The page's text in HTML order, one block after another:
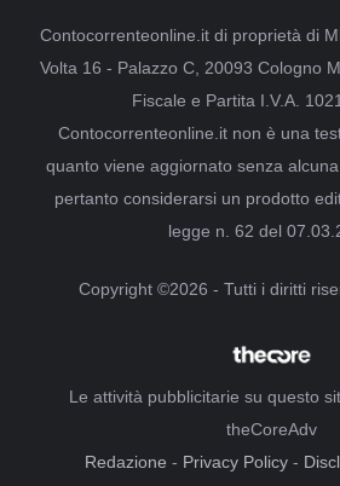
Contocorrenteonline.it di proprietà di
Volta 16 - Palazzo C, 20093 Cologno
Fiscale e Partita I.V.A.
Contocorrenteonline.it non è una
quanto viene aggiornato senza
pertanto considerarsi un prodotto
legge n. 62 del
Copyright ©2026 - Tutti i diritti
Le attività pubblicitarie su questo
theCoreAdv
Redazione - Privacy Policy-